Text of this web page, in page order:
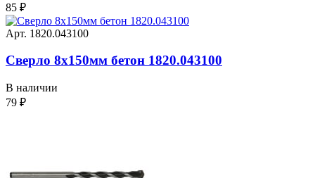
85 ₽
Арт. 1820.043100
Сверло 8х150мм бетон 1820.043100
В наличии
79 ₽